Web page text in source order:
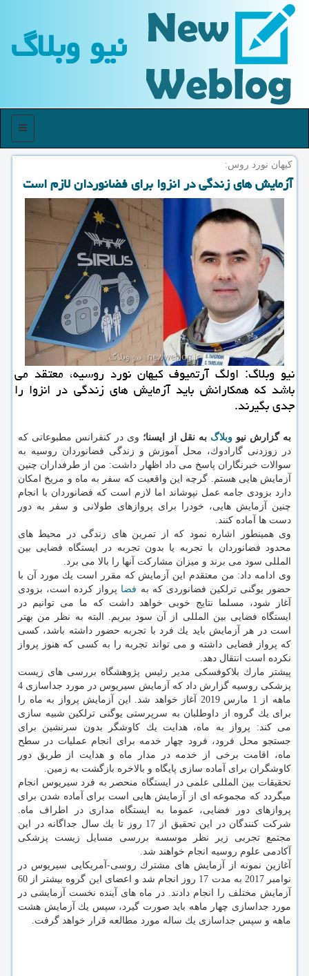
نیو وبلاگ
منو
كیهان نورد روس:
آزمایش های زندگی در انزوا برای فضانوردان لازم است
نیو وبلاگ: اولگ آرتمیوف كیهان نورد روسیه، معتقد می
باشد كه همكارانش باید آزمایش های زندگی در انزوا را
جدی بگیرند.
به گزارش نیووبلاگ به نقل از ایسنا؛ وی در كنفرانس مطبوعاتی كه
در زوزدنی گارادوك، محل آموزش و زندگی فضانوردان روسیه به
سوالات خبرنگاران پاسخ می داد اظهار داشت: من از طرفداران چنین
آزمایش هایی هستم. گرچه این واقعیت كه سفر به ماه و مریخ امكان
دارد بزودی جامه عمل نپوشاند اما لازم است كه فضانوردان با انجام
چنین آزمایش هایی، خودرا برای پروازهای طولانی و سفر به دور
دست ها آماده كنند.
وی همینطور اشاره نمود كه از تمرین های زندگی در محیط های
محدود فضانوردان با تجربه یا بدون تجربه در ایستگاه فضایی بین
المللی سود می برند و میزان مشاركت آنها را بالا می برد.
وی ادامه داد: من معتقدم این آزمایش كه مقرر است یك مورد آن با
حضور یوگنی ترلكین فضانوردی كه به فضا پرواز كرده است، بزودی
آغاز شود، مسلما نتایج خوبی خواهد داشت كه ما می توانیم در
ایستگاه فضایی بین المللی از آن سود ببریم. البته به نظر من بهتر
است در هر آزمایش باید یك فرد با تجربه حضور داشته باشد، كسی
كه پرواز فضایی داشته و می تواند تجربه را به كسی كه هنوز پرواز
نكرده است انتقال دهد.
پیشتر مارك بلاكوفسكی مدیر رئیس پژوهشگاه بررسی های زیست
پزشكی روسیه گزارش داد كه آزمایش سیریوس در مورد جداسازی 4
ماهه از 1 مارس 2019 آغاز خواهد شد. این آزمایش پرواز به ماه را
برای یك گروه از داوطلبان به سرپرستی یوگنی ترلكین شبیه سازی
می كند: پرواز به ماه، هدایت یك كاوشگر بدون سرنشین برای
جستجو محل فرود، فرود چهار خدمه برای انجام عملیات در سطح
ماه، اقامت برخی از خدمه در مدار ماه و هدایت از طریق دور
كاوشگران برای آماده سازی پایگاه و بالاخره بازگشت به زمین.
تحقیقات بین المللی علمی در ایستگاه منحصر به فرد سیریوس انجام
میگردد كه مجموعه ای از آزمایش هایی است برای آماده شدن برای
پروازهای دور فضایی، عموما به ایستگاه مداری در اطراف ماه.
شركت كنندگان در این تحقیق از 17 روز تا یك سال جداگانه در این
مجتمع تجربی زیر نظر موسسه بررسی مسایل زیست پزشكی
آكادمی علوم روسیه انجام خواهند شد.
آغازین نمونه از آزمایش های مشترك روسی-آمریكایی سیریوس در
نوامبر 2017 به مدت 17 روز انجام شد و اعضای این گروه بیشتر از 60
آزمایش مختلف را انجام دادند. در ماه های آینده نخست آزمایشی در
مورد جداسازی چهار ماهه باید صورت گیرد، سپس یك آزمایش هشت
ماهه و سپس جداسازی یك ساله مورد مطالعه قرار خواهد گرفت.